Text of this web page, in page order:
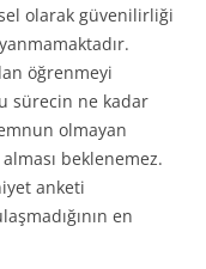
olarak güvenilirliği
öğrenmeyi
sürecin ne kadar
olmayan
beklenemez.
anketi
en